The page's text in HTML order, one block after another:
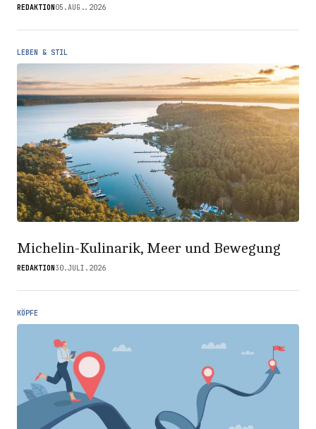
REDAKTION 05.AUG..2026
LEBEN & STIL
Michelin-Kulinarik, Meer und Bewegung
REDAKTION 30.JULI.2026
KÖPFE